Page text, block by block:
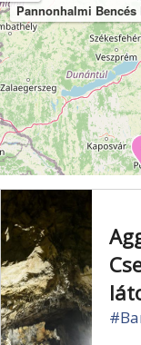
Ókeresztény
Pannonhalmi Bencés